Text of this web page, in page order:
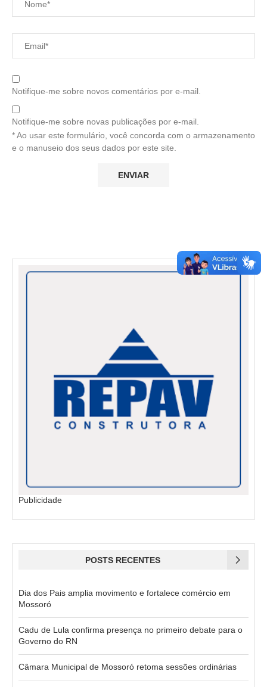
Notifique-me sobre novos comentários por e-mail.
Notifique-me sobre novas publicações por e-mail.
* Ao usar este formulário, você concorda com o armazenamento
e o manuseio dos seus dados por este site.
Publicidade
POSTS RECENTES
Dia dos Pais amplia movimento e fortalece comércio em
Mossoró
Cadu de Lula confirma presença no primeiro debate para o
Governo do RN
Câmara Municipal de Mossoró retoma sessões ordinárias